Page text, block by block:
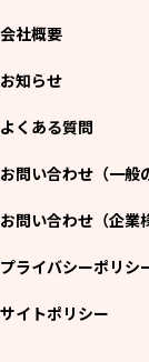
会社概要
お知らせ
よくある質問
お問い合わせ（一般
お問い合わせ（企業
プライバシーポリシ
サイトポリシー